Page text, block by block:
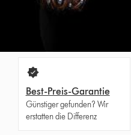
Best-Preis-Garantie
Günstiger gefunden? Wir
erstatten die Differenz